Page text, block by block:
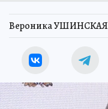
Вероника УШИНСКАЯ